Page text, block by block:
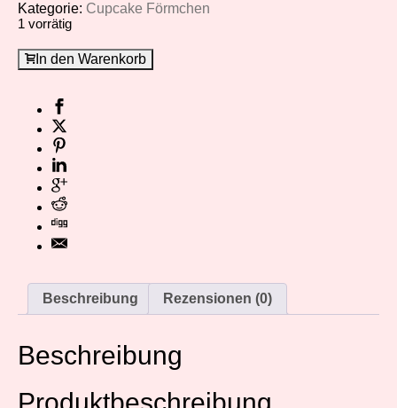
Kategorie: Cupcake Förmchen
1 vorrätig
In den Warenkorb
Beschreibung Rezensionen (0)
Beschreibung
Produktbeschreibung